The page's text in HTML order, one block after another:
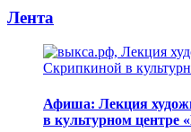
Лента
Афиша: Лекция
в культурном центре